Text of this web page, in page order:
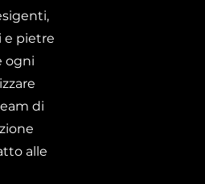
e pietre
ogni
di
alle